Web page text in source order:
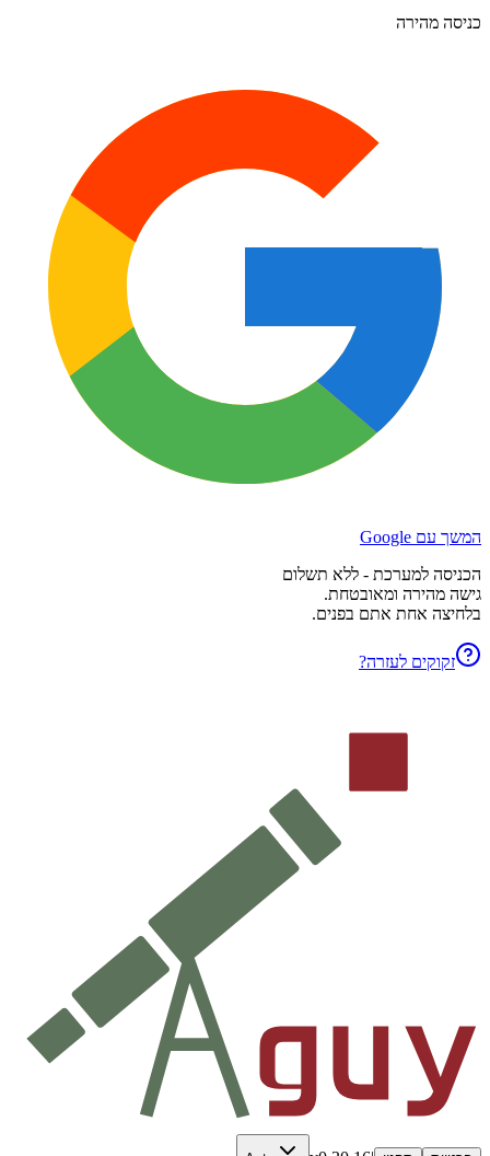
כניסה מהירה
המשך עם Google
הכניסה למערכת - ללא תשלום
גישה מהירה ומאובטחת.
בלחיצה אחת אתם בפנים.
זקוקים לעזרה?